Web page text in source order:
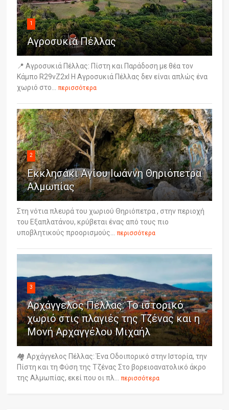
1
Αγροσυκιά Πέλλας
📍 Αγροσυκιά Πέλλας: Πίστη και Παράδοση με θέα τον
Κάμπο R29vZ2xl Η Αγροσυκιά Πέλλας δεν είναι απλώς ένα
χωριό στο...
περισσότερα
2
Εκκλησάκι Αγίου Ιωάννη Θηριόπετρα
Αλμωπίας
Στη νότια πλευρά του χωριού Θηριόπετρα , στην περιοχή
του Εξαπλατάνου, κρύβεται ένας από τους πιο
υποβλητικούς προορισμούς...
περισσότερα
3
Αρχάγγελος Πέλλας: Το ιστορικό
χωριό στις πλαγιές της Τζένας και η
Μονή Αρχαγγέλου Μιχαήλ
🏘️ Αρχάγγελος Πέλλας: Ένα Οδοιπορικό στην Ιστορία, την
Πίστη και τη Φύση της Τζένας Στο βορειοανατολικό άκρο
της Αλμωπίας, εκεί που οι πλ...
περισσότερα